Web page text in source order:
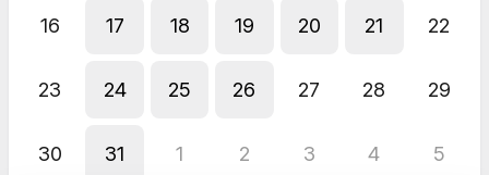
16 17 18 19 20 21 22
23 24 25 26 27 28 29
30 31 1 2 3 4 5